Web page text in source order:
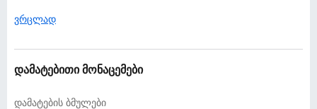
ვრცლად
დამატებითი მონაცემები
დამატების ბმულები